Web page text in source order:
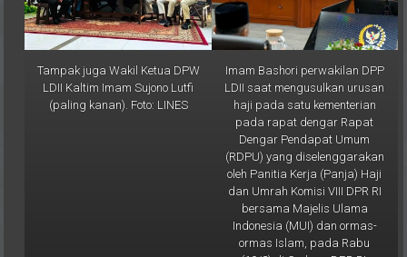
Tampak juga Wakil Ketua DPW
LDII Kaltim Imam Sujono Lutfi
(paling kanan). Foto: LINES
Imam Bashori perwakilan DPP
LDII saat mengusulkan urusan
haji pada satu kementerian
pada rapat dengar Rapat
Dengar Pendapat Umum
(RDPU) yang diselenggarakan
oleh Panitia Kerja (Panja) Haji
dan Umrah Komisi VIII DPR RI
bersama Majelis Ulama
Indonesia (MUI) dan ormas-
ormas Islam, pada Rabu
(19/2) di Gedung DPR RI,